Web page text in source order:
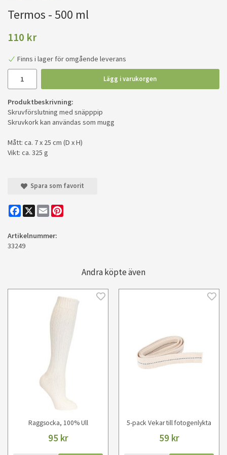
Termos - 500 ml
110 kr
Finns i lager för omgående leverans
Lägg i varukorgen
Produktbeskrivning:
Skruvförslutning med snäpppip
Skruvkork kan användas som mugg
Mått: ca. 7 x 25 cm (D x H)
Vikt: ca. 325 g
Spara som favorit
Facebook
X Email
Artikelnummer:
33249
Andra köpte även
Raggsocka, 100% Ull
95 kr
5-pack Vekar till fotogenlykta
59 kr